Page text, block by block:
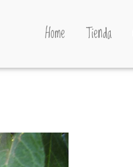
Home Tienda